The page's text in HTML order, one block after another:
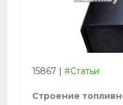
15867 | #Статьи
Строение